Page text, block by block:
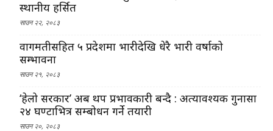
स्थानीय हर्सित
साउन २२, २०८३
वागमतीसहित ५ प्रदेशमा भारीदेखि धेरै भारी वर्षाको
सम्भावना
साउन २१, २०८३
‘हेलो सरकार’ अब थप प्रभावकारी बन्दै : अत्यावश्यक गुनासा
२४ घण्टाभित्र सम्बोधन गर्ने तयारी
साउन २०, २०८३